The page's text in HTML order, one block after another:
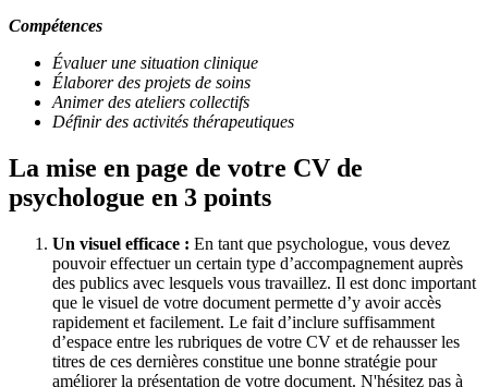
Compétences
Évaluer une situation clinique
Élaborer des projets de soins
Animer des ateliers collectifs
Définir des activités thérapeutiques
La mise en page de votre CV de
psychologue en 3 points
Un visuel efficace : En tant que psychologue, vous devez
pouvoir effectuer un certain type d’accompagnement auprès
des publics avec lesquels vous travaillez. Il est donc important
que le visuel de votre document permette d’y avoir accès
rapidement et facilement. Le fait d’inclure suffisamment
d’espace entre les rubriques de votre CV et de rehausser les
titres de ces dernières constitue une bonne stratégie pour
améliorer la présentation de votre document. N'hésitez pas à